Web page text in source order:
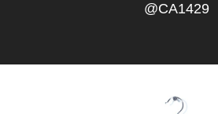
@CA1429